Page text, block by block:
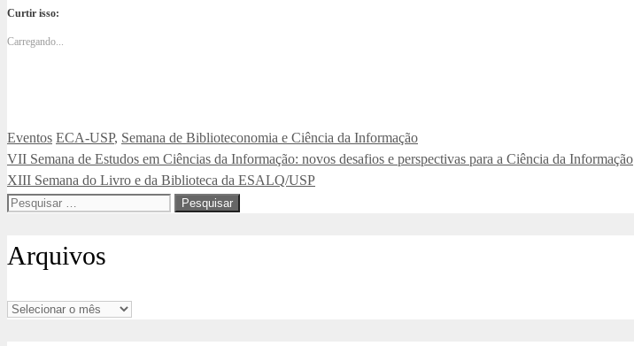
Curtir isso:
Carregando...
Categorias
Eventos Tags
ECA-USP, Semana de Biblioteconomia e Ciência da Informação
VII Semana de Estudos em Ciências da Informação: novos desafios e perspectivas para a Ciência da Informação
XIII Semana do Livro e da Biblioteca da ESALQ/USP
Pesquisar
Arquivos
Arquivos